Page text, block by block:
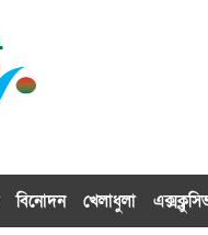
বিনোদন খেলাধুলা